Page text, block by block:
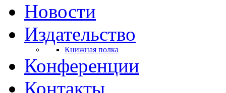
Новости
Издательство
Книжная полка
Конференции
Контакты